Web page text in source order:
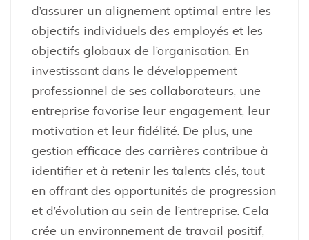
d’assurer un alignement optimal entre les
objectifs individuels des employés et les
objectifs globaux de l’organisation. En
investissant dans le développement
professionnel de ses collaborateurs, une
entreprise favorise leur engagement, leur
motivation et leur fidélité. De plus, une
gestion efficace des carrières contribue à
identifier et à retenir les talents clés, tout
en offrant des opportunités de progression
et d’évolution au sein de l’entreprise. Cela
crée un environnement de travail positif,